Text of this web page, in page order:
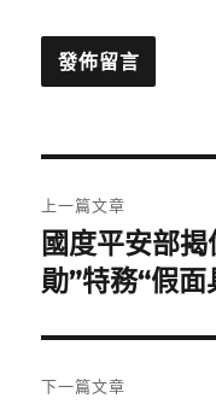
章
導
覽
上一篇文章
上
一
文
章:
國度平安部
勛”特務“假
下一篇文章